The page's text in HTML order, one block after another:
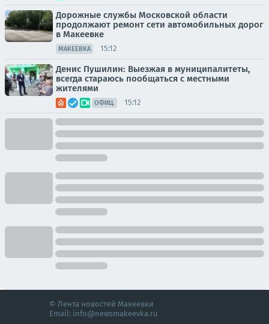
Дорожные службы Московской области
продолжают ремонт сети автомобильных дорог
в Макеевке
МАКЕЕВКА 15:12
Денис Пушилин: Выезжая в муниципалитеты,
всегда стараюсь пообщаться с местными
жителями
ОФИЦ. 15:12
© Лента новостей Макеевки
Email: info@newsmakeevka.ru